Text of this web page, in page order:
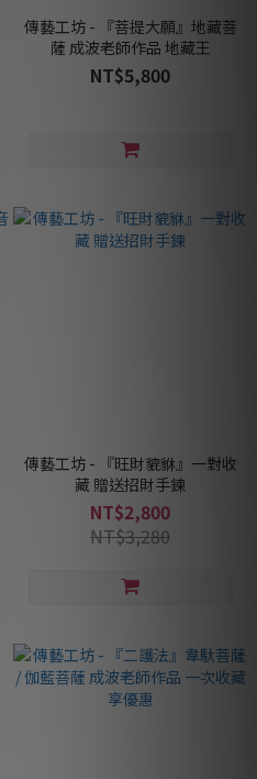
傳藝工坊 - 『菩提大願』地藏菩
薩 成波老師作品 地藏王
NT$5,800
傳藝工坊 - 『旺財貔貅』一對收
藏 贈送招財手鍊
NT$2,800
NT$3,280